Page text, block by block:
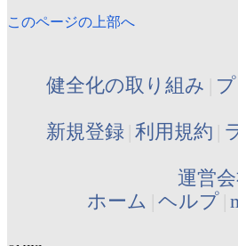
このページの上部へ
健全化の取り組み
新規登録 利用規約
運営
ホーム ヘルプ